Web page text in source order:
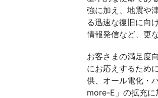
強に加え、地震や
る迅速な復旧に向
情報発信など、更
お客さまの満足度
にお応えするため
供、オール電化・
more-E」の拡充に